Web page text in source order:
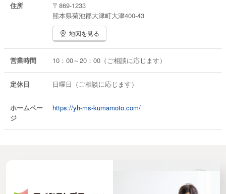
■歌のレッスン
音程がとりづらい方、音域が狭い方、発声に自信がな
い方など、ぜひご相談ください。
住所
〒869-1233
熊本県菊池郡大津町大津400-43
地図を見る
営業時間 10：00～20：00（ご相談に応じます）
定休日 日曜日（ご相談に応じます）
ホームペー
ジ
https://yh-ms-kumamoto.com/